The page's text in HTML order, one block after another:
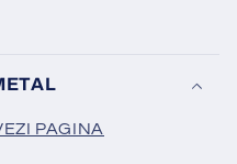
PAGINA